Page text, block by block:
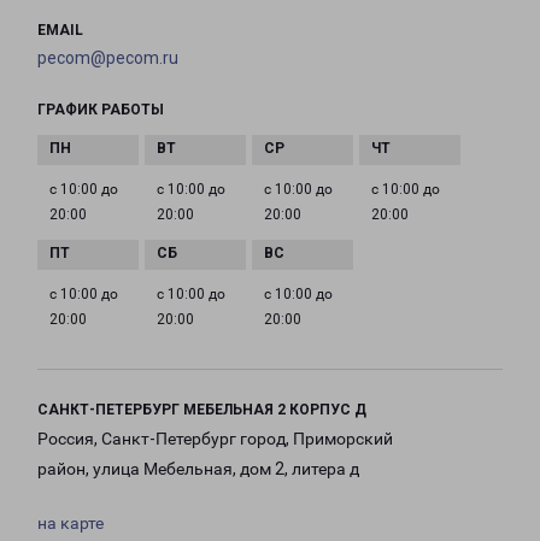
EMAIL
pecom@pecom.ru
ГРАФИК РАБОТЫ
с 10:00 до
20:00
с 10:00 до
20:00
с 10:00 до
20:00
с 10:00 до
20:00
с 10:00 до
20:00
с 10:00 до
20:00
с 10:00 до
20:00
САНКТ-ПЕТЕРБУРГ МЕБЕЛЬНАЯ 2 КОРПУС Д
Россия, Санкт-Петербург город, Приморский
район, улица Мебельная, дом 2, литера д
на карте